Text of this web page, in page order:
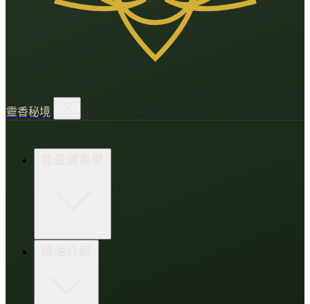
靈香秘境
能量調香學
香氛調頻術
精油介紹